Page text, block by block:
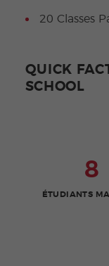
20 Classes
QUICK
SCHOOL
8
ÉTUDIANTS